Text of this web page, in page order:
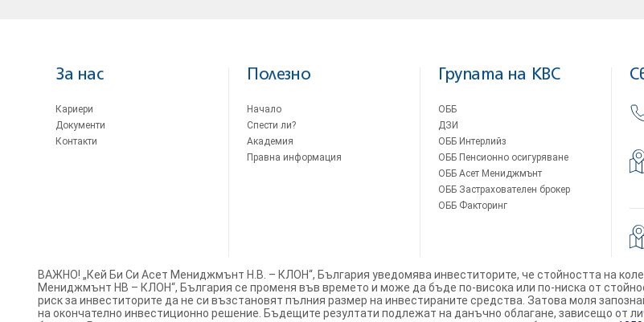
За нас
Кариери
Документи
Контакти
Полезно
Начало
Спести ли?
Академия
Правна информация
Групата на KBC
ОББ
ДЗИ
ОББ Интерлийз
ОББ Пенсионно осигуряване
ОББ Асет Мениджмънт
ОББ Застрахователен брокер
ОББ Факторинг
ВАЖНО! „Кей Би Си Асет Мениджмънт Н.В. – КЛОН“, България уведомява инвеститорите, че стойността на
Мениджмънт НВ – КЛОН“, България се променя във времето и може да бъде по-висока или по-ниска от
риск за инвеститорите да не си възстановят пълния размер на инвестираните средства. Затова моля
на окончателно инвестиционно решение. Бъдещите резултати подлежат на данъчно облагане, зависещо от